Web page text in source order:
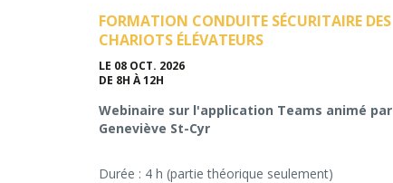
FORMATION CONDUITE SÉCURITAIRE DES
CHARIOTS ÉLÉVATEURS
LE 08 OCT. 2026
DE 8H À 12H
Webinaire sur l'application Teams animé par
Geneviève St-Cyr
Durée : 4 h (partie théorique seulement)